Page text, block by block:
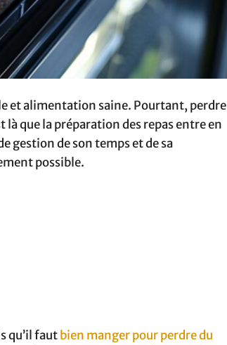
et alimentation saine. Pourtant, perdre
là que la préparation des repas entre en
gestion de son temps et de sa
possible.
qu’il fautbien manger pour perdre du